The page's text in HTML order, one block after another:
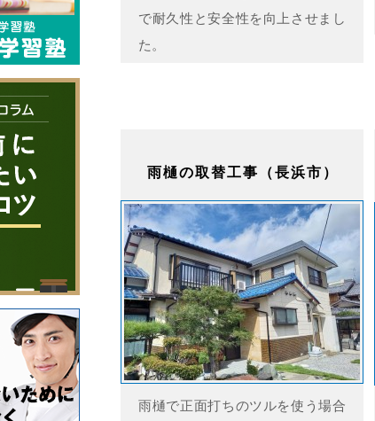
で耐久性と安全性を向上させまし
た。
雨樋の取替工事（長浜市）
雨樋で正面打ちのツルを使う場合